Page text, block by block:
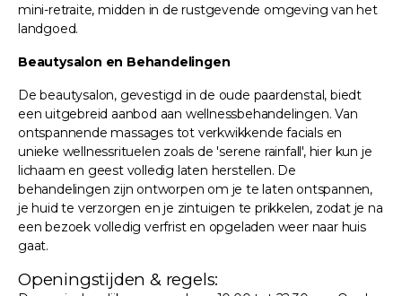
mini-retraite, midden in de rustgevende omgeving van het
landgoed.
Beautysalon en Behandelingen
De beautysalon, gevestigd in de oude paardenstal, biedt
een uitgebreid aanbod aan wellnessbehandelingen. Van
ontspannende massages tot verkwikkende facials en
unieke wellnessrituelen zoals de 'serene rainfall', hier kun je
lichaam en geest volledig laten herstellen. De
behandelingen zijn ontworpen om je te laten ontspannen,
je huid te verzorgen en je zintuigen te prikkelen, zodat je na
een bezoek volledig verfrist en opgeladen weer naar huis
gaat.
Openingstijden & regels: